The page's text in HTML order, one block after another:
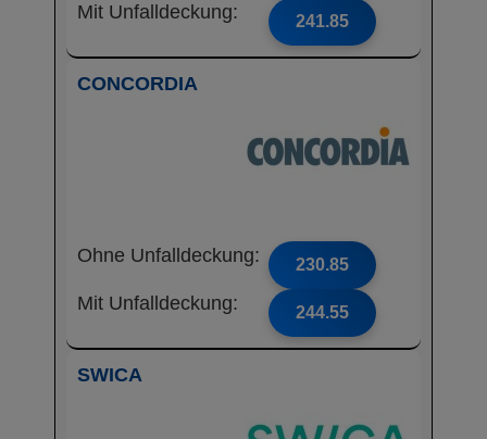
Mit Unfalldeckung: 241.85
CONCORDIA
Ohne Unfalldeckung: 230.85
Mit Unfalldeckung: 244.55
SWICA